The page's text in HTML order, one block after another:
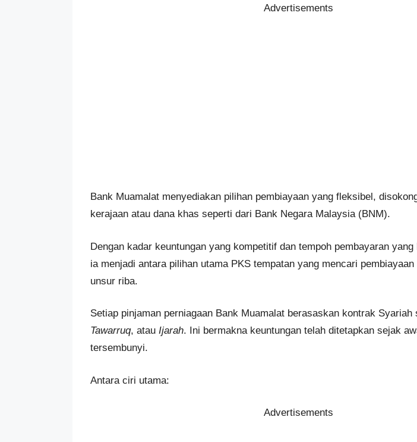
Advertisements
Bank Muamalat menyediakan pilihan pembiayaan yang fleksibel,
kerajaan atau dana khas seperti dari Bank Negara Malaysia (BNM).
Dengan kadar keuntungan yang kompetitif dan tempoh pembayaran
ia menjadi antara pilihan utama PKS tempatan yang mencari
unsur riba.
Setiap pinjaman perniagaan Bank Muamalat berasaskan kontrak Syariah
Tawarruq, atau Ijarah. Ini bermakna keuntungan telah ditetapkan sejak
tersembunyi.
Antara ciri utama:
Advertisements